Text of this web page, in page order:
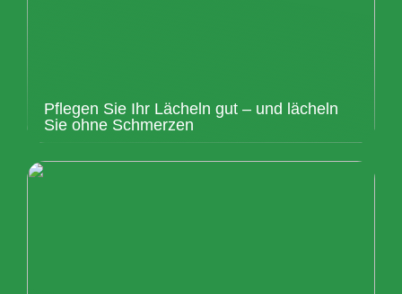
Pflegen Sie Ihr Lächeln gut – und lächeln
Sie ohne Schmerzen